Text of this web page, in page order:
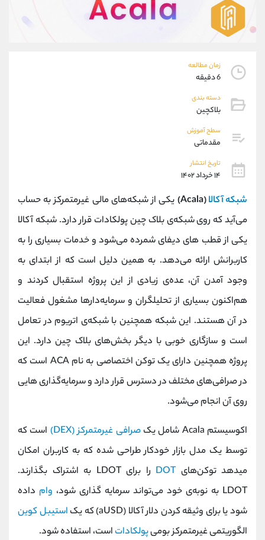
زمان مطالعه
6 دقیقه
دسته بندی
بلاکچین
سطح آموزش
مقدماتی
تاریخ انتشار
۱۴ خرداد ۱۴۰۲
شبکه آکالا(Acala)
یکی از شبکه‌های مالی غیرمتمرکز به حساب
می‌آید که روی شبکه‌ی بلاک چین پولکادات قرار دارد. شبکه‌ آکالا
یکی از قطب‌ های دیفای شمرده می‌شود و خدمات بسیاری را به
کاربرانش ارائه می‌دهد. به همین دلیل است که از ابتدای به
وجود آمدن آن، عده‌ی زیادی از این پروژه استقبال کردند و
هم‌اکنون بسیاری از تحلیلگران و سرمایه‌دارها مشغول فعالیت
در آن هستند. این شبکه همچنین با شبکه‌ی اتریوم در تعامل
است و سازگاری خوبی با دیگر بخش‌های بلاک چین دارد. این
پروژه همچنین دارای یک توکن اختصاصی به نام ACA است که
در صرافی‌های مختلف در دسترس قرار دارد و سرمایه‌گذاری‌ هایی
روی آن انجام می‌شود.
اکوسیستم Acala شامل یک
صرافی غیرمتمرکز (DEX)
است که
توسط یک مدل بازار خودکار طراحی شده که به کاربران امکان
میدهد توکن‌های DOT
را برای LDOT به اشتراک بگذارند.
LDOT به نوبه‌ی خود می‌تواند سرمایه گذاری شود،
وام داده
شود یا برای وثیقه کردن دلار آکالا (aUSD) که یک
استیبل کوین
الگوریتمی غیرمتمرکز بومیپولکادات است، استفاده شود.
واتساپ
تلگرام
پشتیبان فروش
موبایل
واتساپ
داخلی
اطلاعات تماس (دفتر فروش)
تلفن 021-22021030
بدون پیش شماره 90001030
اینستاگرام @alireza.mehrabii
کانال تلگرام @alirezamehrabi_com